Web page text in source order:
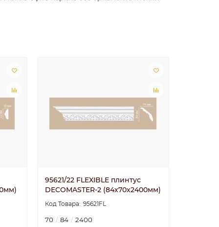
95621/22 FLEXIBLE плинтус
DECOMASTER-2 (84х70х2400мм)
95621FL
70 84 2400